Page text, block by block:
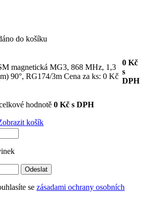
do košíku
magnetická MG3, 868 MHz, 1,3
90°, RG174/3m Cena za ks: 0 Kč
0 Kč
s
DPH
hodnotě 0 Kč s DPH
košík
Odeslat
se zásadami ochrany osobních